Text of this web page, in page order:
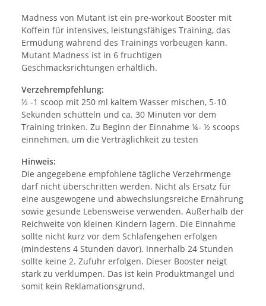
Madness von Mutant ist ein pre-workout Booster mit
Koffein für intensives, leistungsfähiges Training, das
Ermüdung während des Trainings vorbeugen kann.
Mutant Madness ist in 6 fruchtigen
Geschmacksrichtungen erhältlich.
Verzehrempfehlung:
½ -1 scoop mit 250 ml kaltem Wasser mischen, 5-10
Sekunden schütteln und ca. 30 Minuten vor dem
Training trinken. Zu Beginn der Einnahme ¼- ½ scoops
einnehmen, um die Verträglichkeit zu testen
Hinweis:
Die angegebene empfohlene tägliche Verzehrmenge
darf nicht überschritten werden. Nicht als Ersatz für
eine ausgewogene und abwechslungsreiche Ernährung
sowie gesunde Lebensweise verwenden. Außerhalb der
Reichweite von kleinen Kindern lagern. Die Einnahme
sollte nicht kurz vor dem Schlafengehen erfolgen
(mindestens 4 Stunden davor). Innerhalb 24 Stunden
sollte keine 2. Zufuhr erfolgen. Dieser Booster neigt
stark zu verklumpen. Das ist kein Produktmangel und
somit kein Reklamationsgrund.